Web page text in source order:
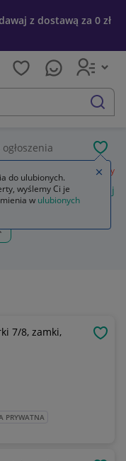
z dostawą za 0 zł
szukaj
ogłoszenia
Jeansy
jeansy wendy trendy
7/8, zamki,
PRYWATNA
do ulubionych.
wyślemy Ci je
w ulubionych